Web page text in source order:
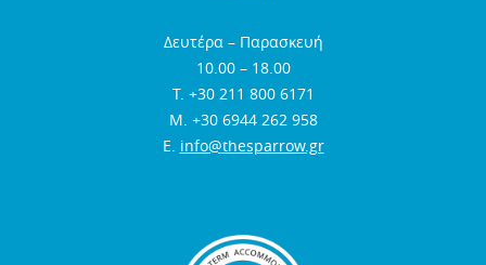
Δευτέρα – Παρασκευή
10.00 – 18.00
Τ. +30 211 800 6171
Μ. +30 6944 262 958
E. info@thesparrow.gr